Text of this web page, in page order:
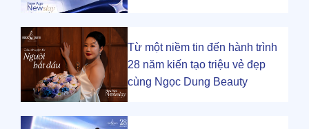
Từ một niềm tin đến hành trình
28 năm kiến tạo triệu vẻ đẹp
cùng Ngọc Dung Beauty